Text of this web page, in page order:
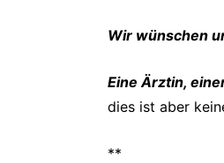
Wir wünschen
Eine Ärztin,
dies ist aber
**